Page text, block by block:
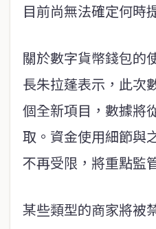
目前尚無法確定何時
關於數字貨幣錢包的
長朱拉蓬表示，此次
個全新項目，數據將
取。資金使用細節與
不再受限，將重點監
某些類型的商家將被